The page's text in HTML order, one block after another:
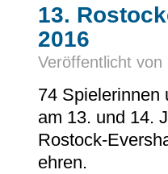
13.
2016
Veröffentlicht von
74 Spielerinnen
am 13. und 14.
Rostock-
ehren.